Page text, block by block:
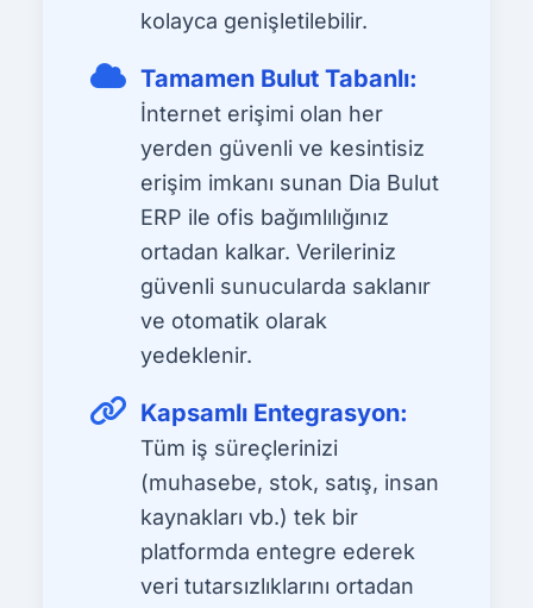
kolayca genişletilebilir.
Tamamen Bulut Tabanlı:
İnternet erişimi olan her
yerden güvenli ve kesintisiz
erişim imkanı sunan Dia Bulut
ERP ile ofis bağımlılığınız
ortadan kalkar. Verileriniz
güvenli sunucularda saklanır
ve otomatik olarak
yedeklenir.
Kapsamlı Entegrasyon:
Tüm iş süreçlerinizi
(muhasebe, stok, satış, insan
kaynakları vb.) tek bir
platformda entegre ederek
veri tutarsızlıklarını ortadan